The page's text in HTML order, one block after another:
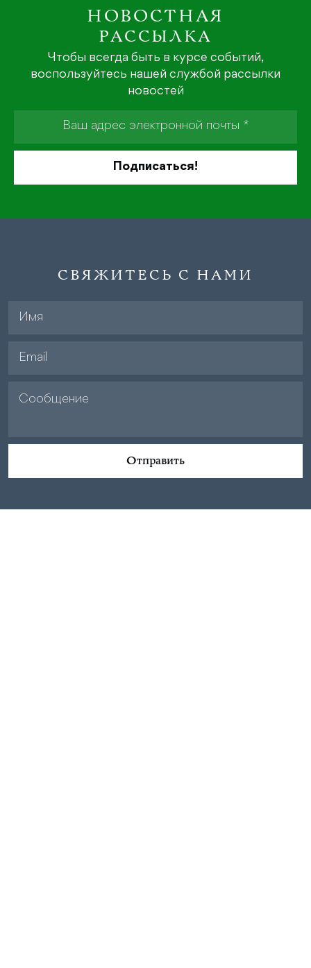
НОВОСТНАЯ
РАССЫЛКА
Чтобы всегда быть в курсе событий,
воспользуйтесь нашей службой рассылки
новостей
СВЯЖИТЕСЬ С НАМИ
Отправить